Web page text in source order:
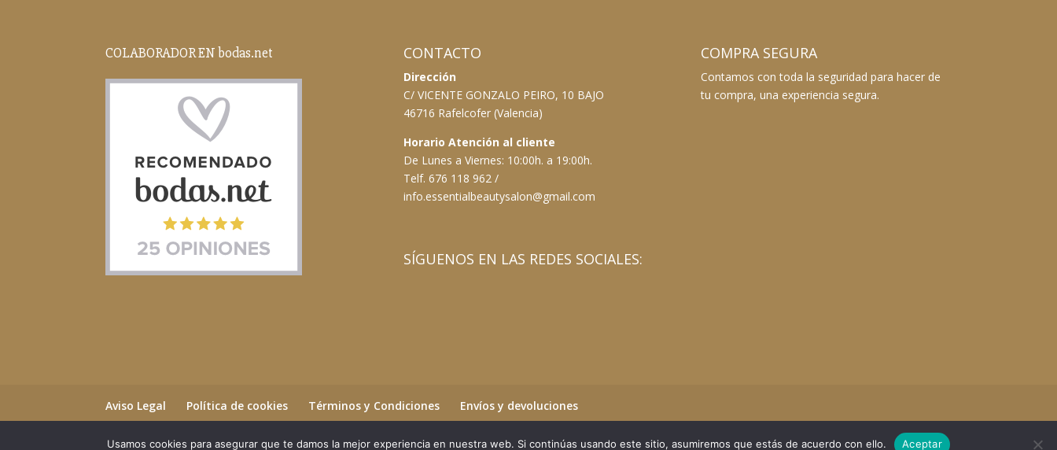
COLABORADOR EN bodas.net CONTACTO
Dirección
C/ VICENTE GONZALO PEIRO, 10 BAJO
46716 Rafelcofer (Valencia)
Horario Atención al cliente
De Lunes a Viernes: 10:00h. a 19:00h.
Telf. 676 118 962 /
info.essentialbeautysalon@gmail.com
SÍGUENOS EN LAS REDES SOCIALES:
COMPRA SEGURA
Contamos con toda la seguridad para hacer de
tu compra, una experiencia segura.
Aviso Legal Política de cookies Términos y Condiciones Envíos y devoluciones
Usamos cookies para asegurar que te damos la mejor experiencia en nuestra web. Si continúas usando este sitio, asumiremos que estás de acuerdo con ello. Aceptar